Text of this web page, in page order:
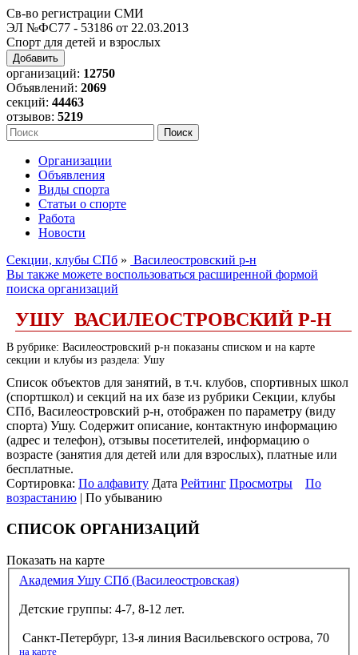
Св-во регистрации СМИ
ЭЛ №ФС77 - 53186 от 22.03.2013
Спорт для детей и взрослых
Добавить
организаций: 12750
Объявлений: 2069
секций: 44463
отзывов: 5219
Организации
Объявления
Виды спорта
Статьи о спорте
Работа
Новости
Секции, клубы СПб » Василеостровский р-н
Вы также можете воспользоваться расширенной формой
поиска организаций
УШУ ВАСИЛЕОСТРОВСКИЙ Р-Н
В рубрике: Василеостровский р-н показаны списком и на карте
секции и клубы из раздела: Ушу
Список объектов для занятий, в т.ч. клубов, спортивных школ
(спортшкол) и секций на их базе из рубрики Секции, клубы
СПб, Василеостровский р-н, отображен по параметру (виду
спорта) Ушу. Содержит описание, контактную информацию
(адрес и телефон), отзывы посетителей, информацию о
возрасте (занятия для детей или для взрослых), платные или
бесплатные.
Сортировка: По алфавиту Дата Рейтинг Просмотры
По
возрастанию | По убыванию
СПИСОК ОРГАНИЗАЦИЙ
Показать на карте
Академия Ушу СПб (Василеостровская)
Детские группы: 4-7, 8-12 лет.
Санкт-Петербург, 13-я линия Васильевского острова, 70
на карте